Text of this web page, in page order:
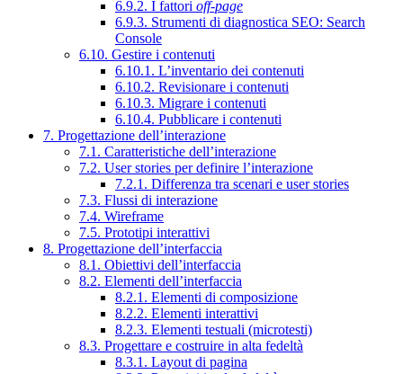
6.9.2. I fattori off-page
6.9.3. Strumenti di diagnostica SEO: Search
Console
6.10. Gestire i contenuti
6.10.1. L’inventario dei contenuti
6.10.2. Revisionare i contenuti
6.10.3. Migrare i contenuti
6.10.4. Pubblicare i contenuti
7. Progettazione dell’interazione
7.1. Caratteristiche dell’interazione
7.2. User stories per definire l’interazione
7.2.1. Differenza tra scenari e user stories
7.3. Flussi di interazione
7.4. Wireframe
7.5. Prototipi interattivi
8. Progettazione dell’interfaccia
8.1. Obiettivi dell’interfaccia
8.2. Elementi dell’interfaccia
8.2.1. Elementi di composizione
8.2.2. Elementi interattivi
8.2.3. Elementi testuali (microtesti)
8.3. Progettare e costruire in alta fedeltà
8.3.1. Layout di pagina